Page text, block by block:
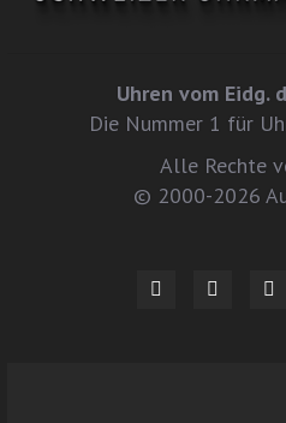
Uhren vom Eidg.
Die Nummer 1 für
Alle Rechte
© 2000-2026